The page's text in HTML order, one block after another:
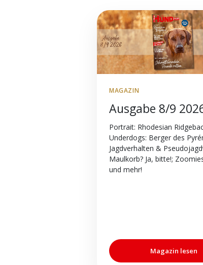
MAGAZIN
Ausgabe 8/9
Portrait: Rhodesian
Underdogs: Berger des
Jagdverhalten &
Maulkorb? Ja, bitte!;
und mehr!
Magazin lesen